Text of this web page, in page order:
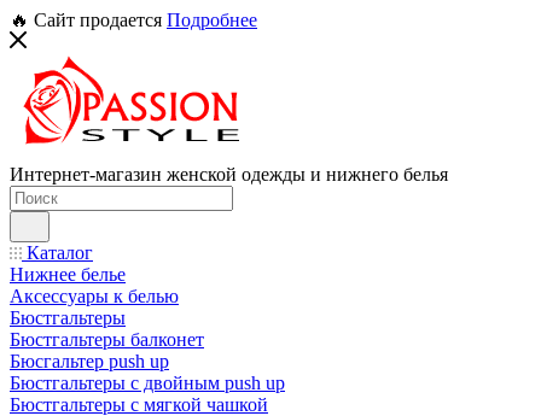
🔥 Сайт продается Подробнее
Интернет-магазин женской одежды и нижнего белья
Каталог
Нижнее белье
Аксессуары к белью
Бюстгальтеры
Бюстгальтеры балконет
Бюсгальтер push up
Бюстгальтеры с двойным push up
Бюстгальтеры с мягкой чашкой